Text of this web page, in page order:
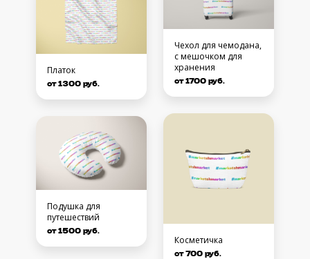
Платок
от 1300 руб.
Подушка для
путешествий
от 1500 руб.
Чехол для чемодана,
с мешочком для
хранения
от 1700 руб.
Косметичка
от 700 руб.